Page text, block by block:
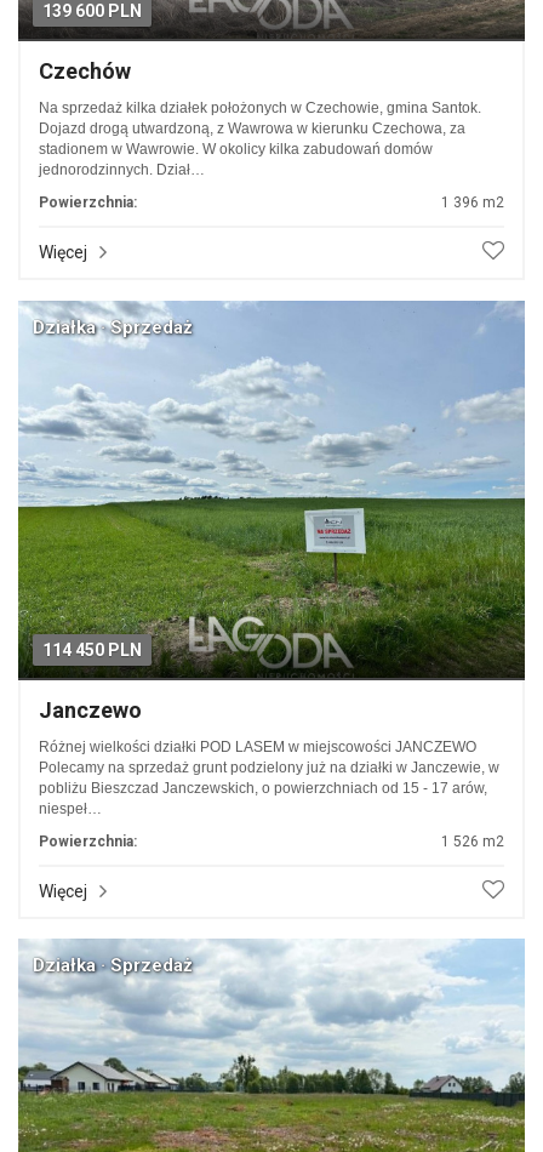
139 600 PLN
Czechów
Na sprzedaż kilka działek położonych w Czechowie, gmina Santok.
Dojazd drogą utwardzoną, z Wawrowa w kierunku Czechowa, za
stadionem w Wawrowie. W okolicy kilka zabudowań domów
jednorodzinnych. Dział…
Powierzchnia:
1 396 m2
Więcej
114 450 PLN
Działka · Sprzedaż
Janczewo
Różnej wielkości działki POD LASEM w miejscowości JANCZEWO
Polecamy na sprzedaż grunt podzielony już na działki w Janczewie, w
pobliżu Bieszczad Janczewskich, o powierzchniach od 15 - 17 arów,
niespeł…
Powierzchnia:
1 526 m2
Więcej
Działka · Sprzedaż